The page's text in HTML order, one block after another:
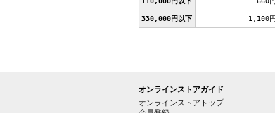
330,000円以下 1,100円
オンラインストアガイド
オンラインストアトップ